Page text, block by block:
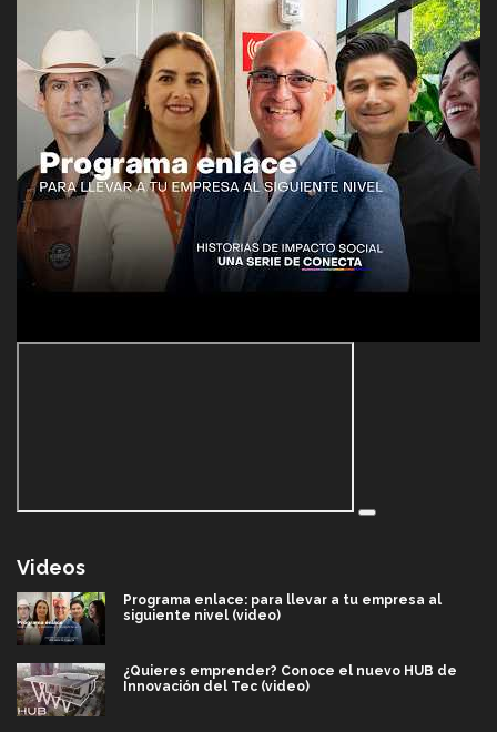
Videos
Programa enlace: para llevar a tu empresa al
siguiente nivel (video)
¿Quieres emprender? Conoce el nuevo HUB de
Innovación del Tec (video)